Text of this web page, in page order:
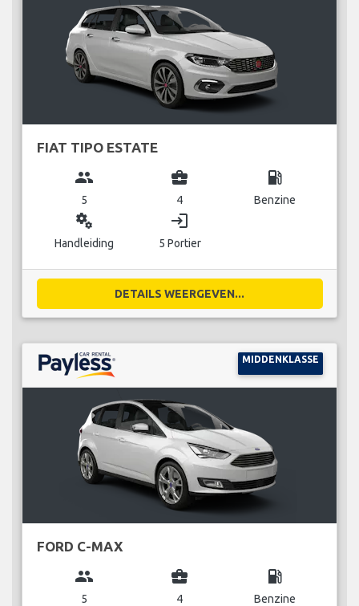
FIAT TIPO ESTATE
group
5
business_center
4
local_gas_station
Benzine
miscellaneous_services
Handleiding
login
5 Portier
DETAILS WEERGEVEN...
MIDDENKLASSE
FORD C-MAX
group
5
business_center
4
local_gas_station
Benzine